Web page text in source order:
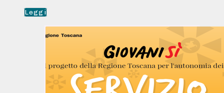
Leggi